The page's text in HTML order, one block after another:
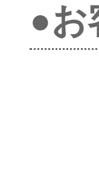
●お